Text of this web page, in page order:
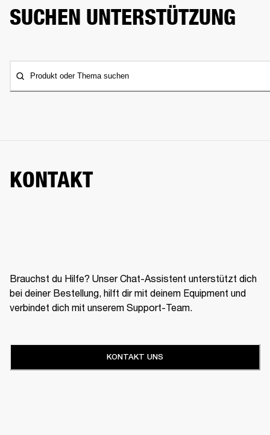
SUCHEN UNTERSTÜTZUNG
Produkt oder Thema suchen
KONTAKT
Brauchst du Hilfe? Unser Chat-Assistent unterstützt dich
bei deiner Bestellung, hilft dir mit deinem Equipment und
verbindet dich mit unserem Support-Team.
KONTAKT UNS